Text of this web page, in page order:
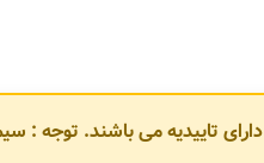
دارای تاییدیه می باشند.